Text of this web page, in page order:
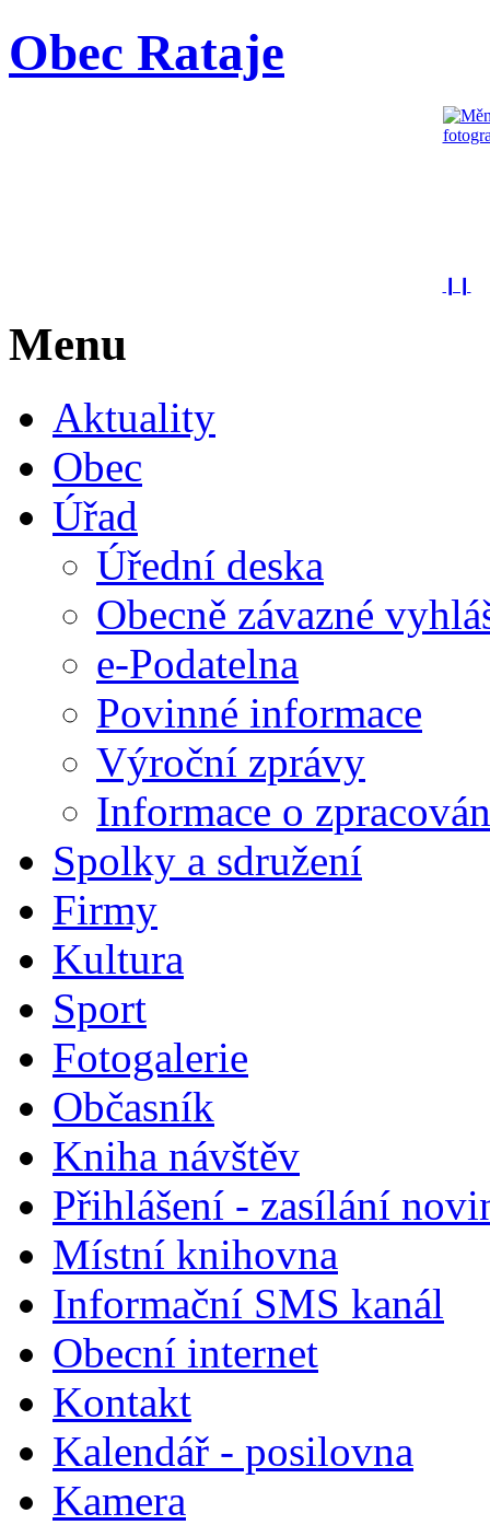
Obec Rataje
Menu
Aktuality
Obec
Úřad
Úřední deska
Obecně závazné
e-Podatelna
Povinné informace
Výroční zprávy
Informace o
Spolky a sdružení
Firmy
Kultura
Sport
Fotogalerie
Občasník
Kniha návštěv
Přihlášení - zasílání
Místní knihovna
Informační SMS kanál
Obecní internet
Kontakt
Kalendář - posilovna
Kamera